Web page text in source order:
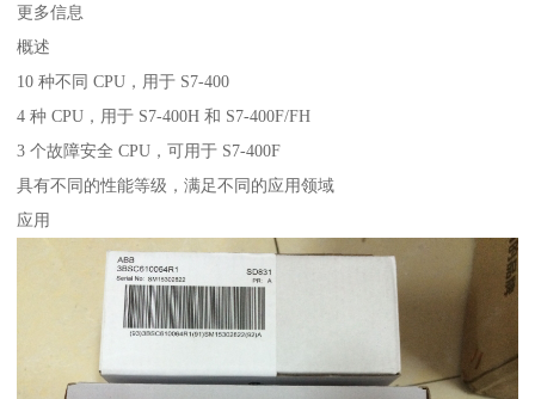
更多信息
概述
10 种不同 CPU，用于 S7-400
4 种 CPU，用于 S7-400H 和 S7-400F/FH
3 个故障安全 CPU，可用于 S7-400F
具有不同的性能等级，满足不同的应用领域
应用